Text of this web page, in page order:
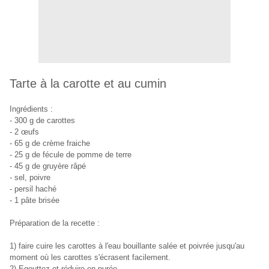
Tarte à la carotte et au cumin
Ingrédients :
- 300 g de carottes
- 2 œufs
- 65 g de crème fraiche
- 25 g de fécule de pomme de terre
- 45 g de gruyère râpé
- sel, poivre
- persil haché
- 1 pâte brisée
Préparation de la recette :
1) faire cuire les carottes à l'eau bouillante salée et poivrée jusqu'au
moment où les carottes s'écrasent facilement.